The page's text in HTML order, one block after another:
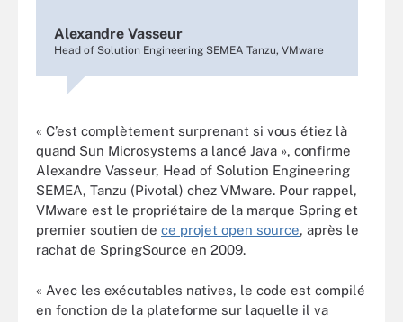
Alexandre Vasseur
Head of Solution Engineering SEMEA Tanzu, VMware
« C’est complètement surprenant si vous étiez là
quand Sun Microsystems a lancé Java », confirme
Alexandre Vasseur, Head of Solution Engineering
SEMEA, Tanzu (Pivotal) chez VMware. Pour rappel,
VMware est le propriétaire de la marque Spring et
premier soutien de ce projet open source, après le
rachat de SpringSource en 2009.
« Avec les exécutables natives, le code est compilé
en fonction de la plateforme sur laquelle il va